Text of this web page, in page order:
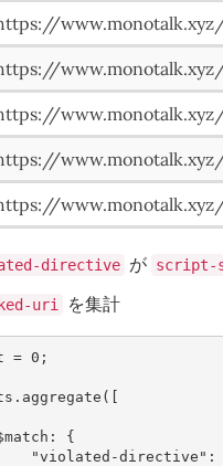
www.monotalk.xyz/
www.monotalk.xyz/
directive が script-
uri を集計
= 0 ;
. aggregate ([
:
{
"violated-directive" :